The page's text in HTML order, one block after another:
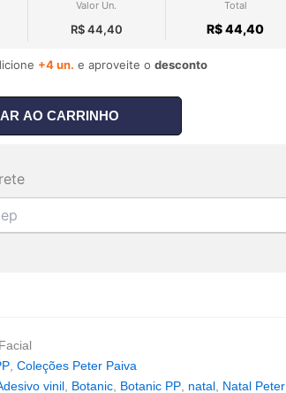
Valor Un.
R$ 44,40
Total
R$ 44,40
+4 un. e aproveite o desconto
AO CARRINHO
Coleções Peter Paiva
vinil Botanic Botanic PP natal Natal Peter